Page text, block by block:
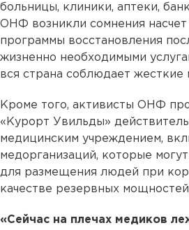
больницы, клиники, аптеки,
ОНФ возникли сомнения насчет
программы восстановления
жизненно необходимыми
вся страна соблюдает жесткие
Кроме того, активисты ОНФ
«Курорт Увильды»
медицинским учреждением,
медорганизаций, которые
для размещения людей при
качестве резервных
«Сейчас на плечах медиков